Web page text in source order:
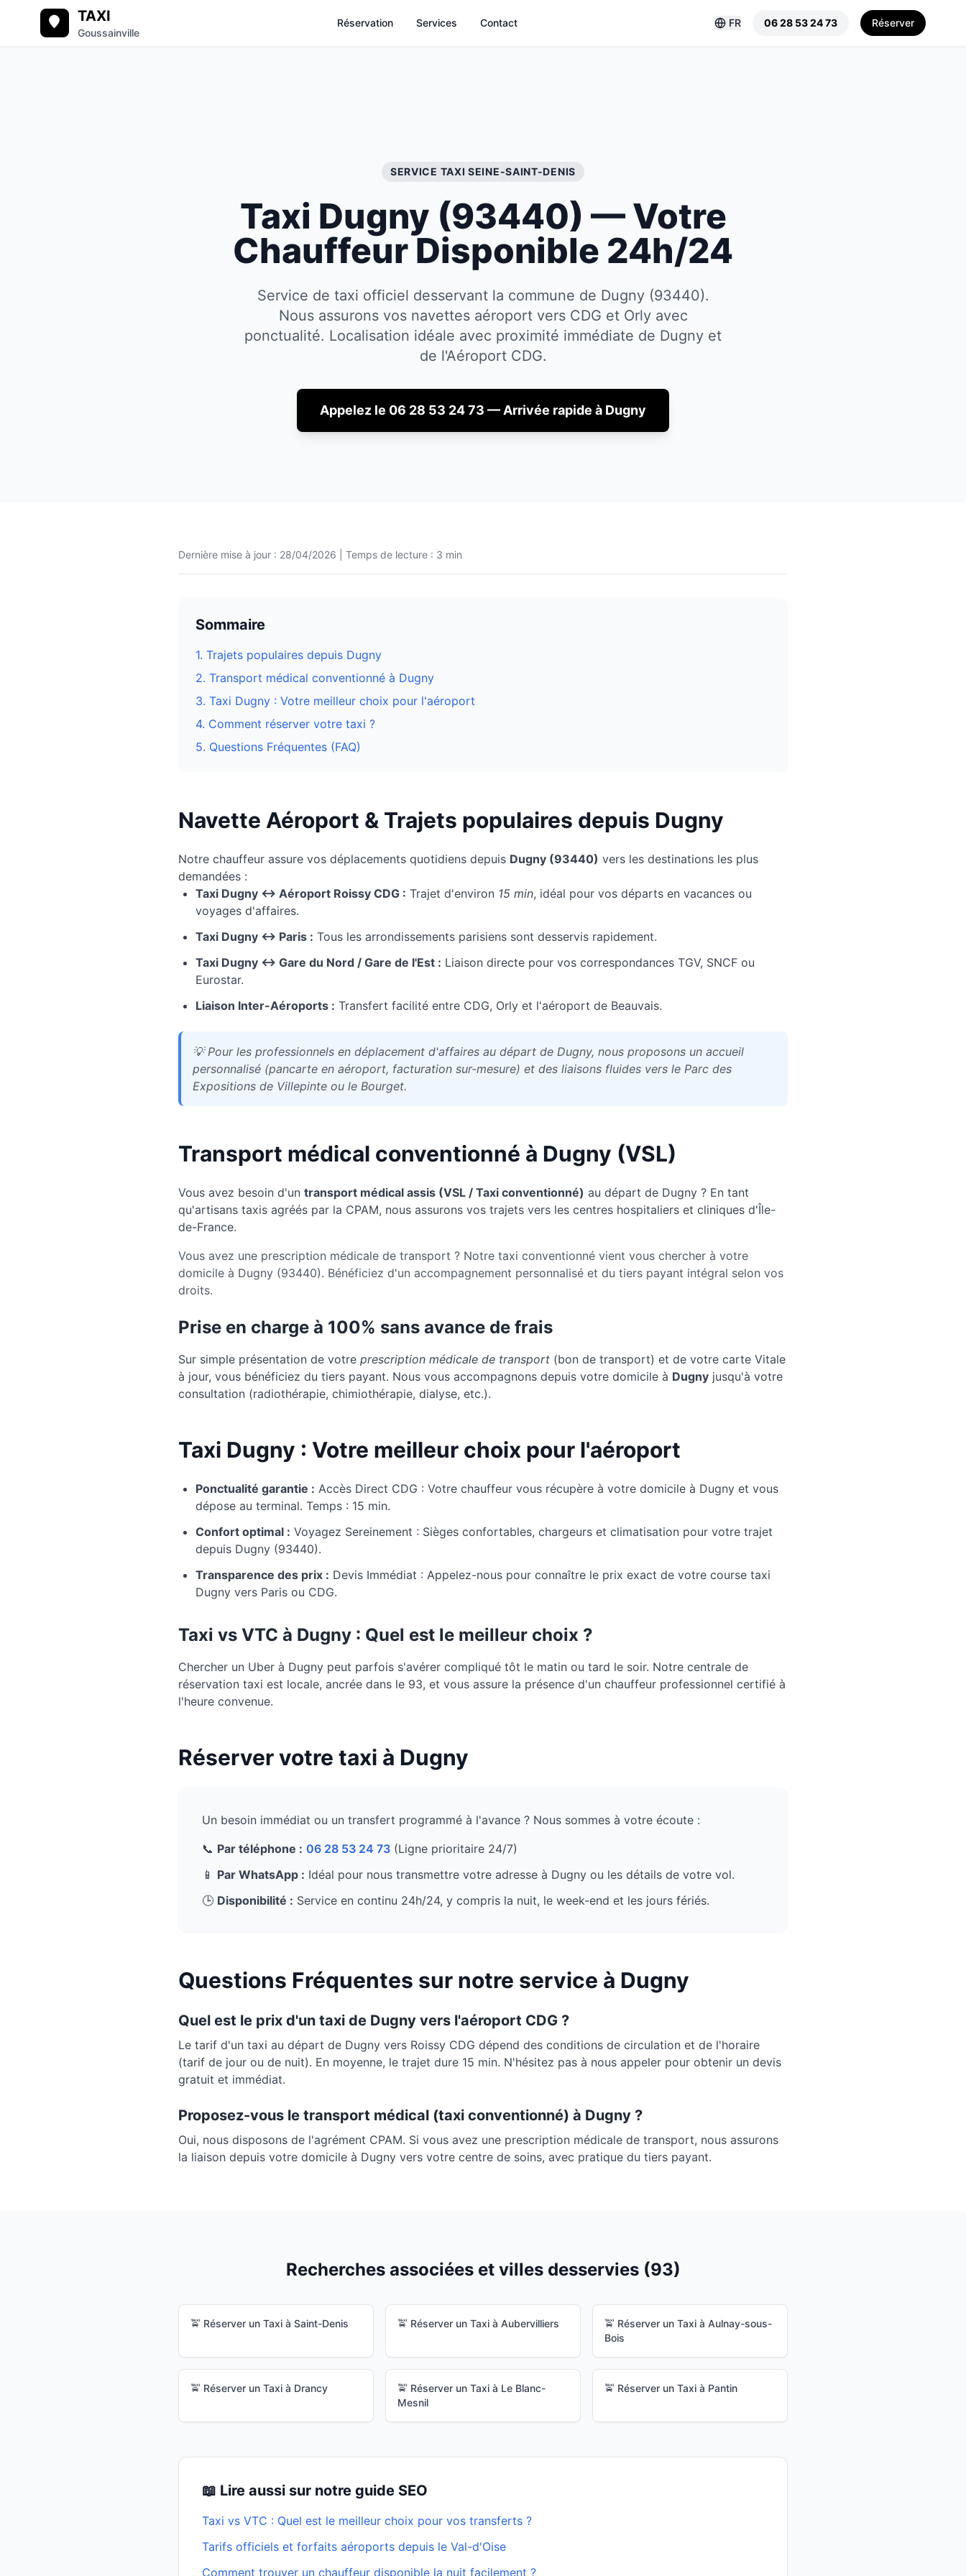
TAXI
Goussainville
Réservation Services Contact FR 06 28 53 24 73 Réserver
SERVICE TAXISEINE-SAINT-DENIS
Taxi Dugny (93440) — Votre
Chauffeur Disponible 24h/24
Service de taxi officiel desservant la commune de Dugny (93440).
Nous assurons vos navettes aéroport vers CDG et Orly avec
ponctualité. Localisation idéale avec proximité immédiate de Dugny et
de l'Aéroport CDG.
Appelez le 06 28 53 24 73 — Arrivée rapide à Dugny
Dernière mise à jour : 28/04/2026 | Temps de lecture : 3 min
Sommaire
1. Trajets populaires depuis Dugny
2. Transport médical conventionné à Dugny
3. Taxi Dugny : Votre meilleur choix pour l'aéroport
4. Comment réserver votre taxi ?
5. Questions Fréquentes (FAQ)
Navette Aéroport & Trajets populaires depuis Dugny
Notre chauffeur assure vos déplacements quotidiens depuis Dugny (93440) vers les destinations les plus
demandées :
Taxi Dugny ↔ Aéroport Roissy CDG : Trajet d'environ 15 min, idéal pour vos départs en vacances ou
voyages d'affaires.
Taxi Dugny ↔ Paris : Tous les arrondissements parisiens sont desservis rapidement.
Taxi Dugny ↔ Gare du Nord / Gare de l'Est : Liaison directe pour vos correspondances TGV, SNCF ou
Eurostar.
Liaison Inter-Aéroports : Transfert facilité entre CDG, Orly et l'aéroport de Beauvais.
💡Pour les professionnels en déplacement d'affaires au départ de Dugny, nous proposons un accueil
personnalisé (pancarte en aéroport, facturation sur-mesure) et des liaisons fluides vers le Parc des
Expositions de Villepinte ou le Bourget.
Transport médical conventionné à Dugny (VSL)
Vous avez besoin d'un transport médical assis (VSL / Taxi conventionné) au départ de Dugny ? En tant
qu'artisans taxis agréés par la CPAM, nous assurons vos trajets vers les centres hospitaliers et cliniques d'Île-
de-France.
Vous avez une prescription médicale de transport ? Notre taxi conventionné vient vous chercher à votre
domicile à Dugny (93440). Bénéficiez d'un accompagnement personnalisé et du tiers payant intégral selon vos
droits.
Prise en charge à 100% sans avance de frais
Sur simple présentation de votre prescription médicale de transport (bon de transport) et de votre carte Vitale
à jour, vous bénéficiez du tiers payant. Nous vous accompagnons depuis votre domicile à Dugny jusqu'à votre
consultation (radiothérapie, chimiothérapie, dialyse, etc.).
Taxi Dugny : Votre meilleur choix pour l'aéroport
Ponctualité garantie : Accès Direct CDG : Votre chauffeur vous récupère à votre domicile à Dugny et vous
dépose au terminal. Temps : 15 min.
Confort optimal : Voyagez Sereinement : Sièges confortables, chargeurs et climatisation pour votre trajet
depuis Dugny (93440).
Transparence des prix : Devis Immédiat : Appelez-nous pour connaître le prix exact de votre course taxi
Dugny vers Paris ou CDG.
Taxi vs VTC à Dugny : Quel est le meilleur choix ?
Chercher un Uber à Dugny peut parfois s'avérer compliqué tôt le matin ou tard le soir. Notre centrale de
réservation taxi est locale, ancrée dans le 93, et vous assure la présence d'un chauffeur professionnel certifié à
l'heure convenue.
Réserver votre taxi à Dugny
Un besoin immédiat ou un transfert programmé à l'avance ? Nous sommes à votre écoute :
📞 Par téléphone : 06 28 53 24 73 (Ligne prioritaire 24/7)
📱 Par WhatsApp : Idéal pour nous transmettre votre adresse à Dugny ou les détails de votre vol.
🕒 Disponibilité : Service en continu 24h/24, y compris la nuit, le week-end et les jours fériés.
Questions Fréquentes sur notre service à Dugny
Quel est le prix d'un taxi de Dugny vers l'aéroport CDG ?
Le tarif d'un taxi au départ de Dugny vers Roissy CDG dépend des conditions de circulation et de l'horaire
(tarif de jour ou de nuit). En moyenne, le trajet dure 15 min. N'hésitez pas à nous appeler pour obtenir un devis
gratuit et immédiat.
Proposez-vous le transport médical (taxi conventionné) à Dugny ?
Oui, nous disposons de l'agrément CPAM. Si vous avez une prescription médicale de transport, nous assurons
la liaison depuis votre domicile à Dugny vers votre centre de soins, avec pratique du tiers payant.
Recherches associées et villes desservies (93)
🚖 Réserver un Taxi à Saint-Denis 🚖 Réserver un Taxi à Aubervilliers 🚖 Réserver un Taxi à Aulnay-sous-
Bois
🚖 Réserver un Taxi à Drancy 🚖 Réserver un Taxi à Le Blanc-
Mesnil
🚖 Réserver un Taxi à Pantin
📖 Lire aussi sur notre guide SEO
Taxi vs VTC : Quel est le meilleur choix pour vos transferts ?
Tarifs officiels et forfaits aéroports depuis le Val-d'Oise
Comment trouver un chauffeur disponible la nuit facilement ?